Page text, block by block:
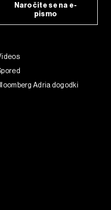
Naročite se na e-
pismo
Adria dogodki